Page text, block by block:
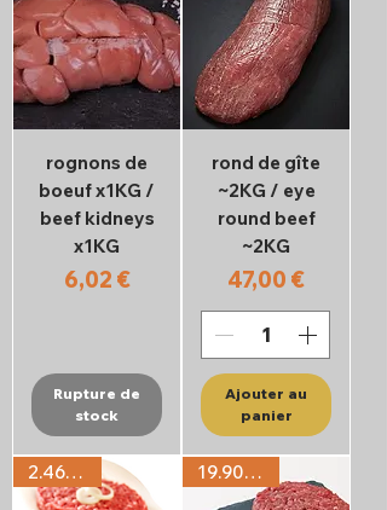
rognons de
boeuf x1KG /
beef kidneys
x1KG
Prix
6,02 €
Rupture de
stock
rond de gîte
~2KG / eye
round beef
~2KG
Prix
47,00 €
Ajouter au
panier
2.46€/PC 19.90€/KG